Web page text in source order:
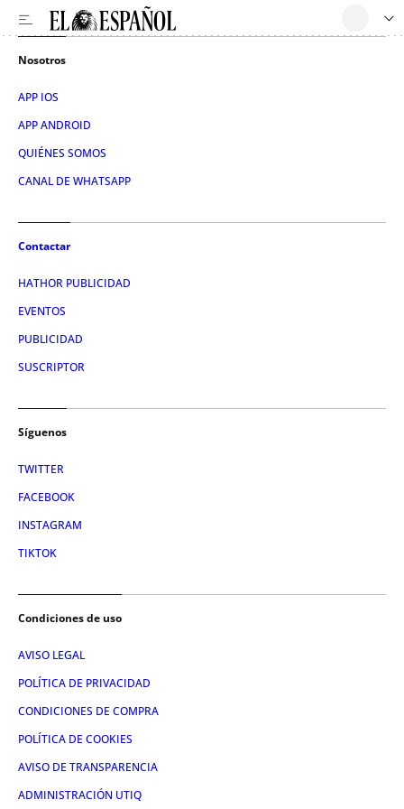
Nosotros
APP IOS
APP ANDROID
QUIÉNES SOMOS
CANAL DE WHATSAPP
Contactar
HATHOR PUBLICIDAD
EVENTOS
PUBLICIDAD
SUSCRIPTOR
Síguenos
TWITTER
FACEBOOK
INSTAGRAM
TIKTOK
Condiciones de uso
AVISO LEGAL
POLÍTICA DE PRIVACIDAD
CONDICIONES DE COMPRA
POLÍTICA DE COOKIES
AVISO DE TRANSPARENCIA
ADMINISTRACIÓN UTIQ